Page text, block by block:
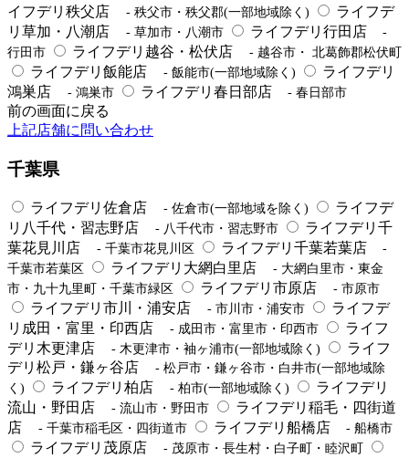
イフデリ秩父店
- 秩父市・秩父郡(一部地域除く)
ライフデ
リ草加・八潮店
- 草加市・八潮市 ライフデリ行田店
-
行田市
ライフデリ越谷・松伏店 - 越谷市・ 北葛飾郡松伏町
ライフデリ飯能店 - 飯能市(一部地域除く)
ライフデリ
鴻巣店
- 鴻巣市 ライフデリ春日部店 - 春日部市
前の画面に戻る
上記店舗に問い合わせ
千葉県
ライフデリ佐倉店 - 佐倉市(一部地域を除く)
ライフデ
リ八千代・習志野店
- 八千代市・習志野市
ライフデリ千
葉花見川店
- 千葉市花見川区 ライフデリ千葉若葉店
-
千葉市若葉区
ライフデリ大網白里店
- 大網白里市・東金
市・九十九里町・千葉市緑区
ライフデリ市原店 - 市原市
ライフデリ市川・浦安店 - 市川市・浦安市
ライフデ
リ成田・富里・印西店
- 成田市・富里市・印西市
ライフ
デリ木更津店
- 木更津市・袖ヶ浦市(一部地域除く)
ライフ
デリ松戸・鎌ヶ谷店
- 松戸市・鎌ヶ谷市・白井市(一部地域除
く)
ライフデリ柏店 - 柏市(一部地域除く)
ライフデリ
流山・野田店
- 流山市・野田市
ライフデリ稲毛・四街道
店
- 千葉市稲毛区・四街道市 ライフデリ船橋店 - 船橋市
ライフデリ茂原店 - 茂原市・長生村・白子町・睦沢町